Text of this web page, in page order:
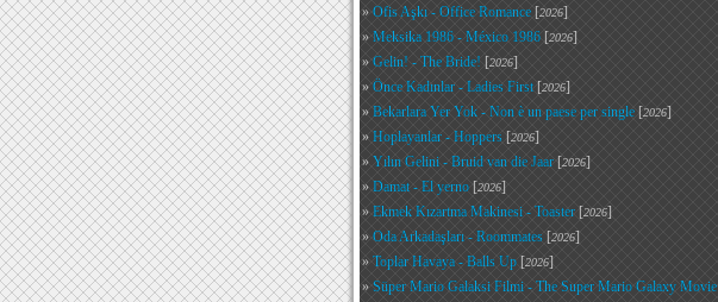
» Ofis Aşkı - Office Romance [2026]
» Meksika 1986 - México 1986 [2026]
» Gelin! - The Bride! [2026]
» Önce Kadınlar - Ladies First[2026]
» Bekarlara Yer Yok - Non è un paese per single [2026]
» Hoplayanlar - Hoppers [2026]
» Yılın Gelini - Bruid van die Jaar [2026]
» Damat - El yerno [2026]
» Ekmek Kızartma Makinesi - Toaster [2026]
» Oda Arkadaşları - Roommates [2026]
» Toplar Havaya - Balls Up [2026]
» Süper Mario Galaksi Filmi - The Super Mario Galaxy Movie